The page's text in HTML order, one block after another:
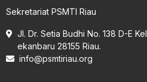
Sekretariat PSMTI Riau
Jl. Dr. Setia Budhi No. 138 D-E
ekanbaru 28155 Riau.
info@psmtiriau.org